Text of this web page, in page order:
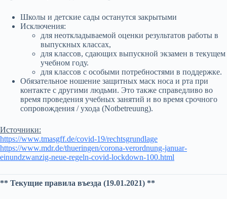
Школы и детские сады останутся закрытыми
Исключения:
для неоткладываемой оценки результатов работы в
выпускных классах,
для классов, сдающих выпускной экзамен в текущем
учебном году.
для классов с особыми потребностями в поддержке.
Обязательное ношение защитных маск носа и рта при
контакте с другими людьми. Это также справедливо во
время проведения учебных занятий и во время срочного
сопровождения / ухода (Notbetreuung).
Источники:
https://www.tmasgff.de/covid-19/rechtsgrundlage
https://www.mdr.de/thueringen/corona-verordnung-januar-
einundzwanzig-neue-regeln-covid-lockdown-100.html
** Текущие правила въезда (19.01.2021) **